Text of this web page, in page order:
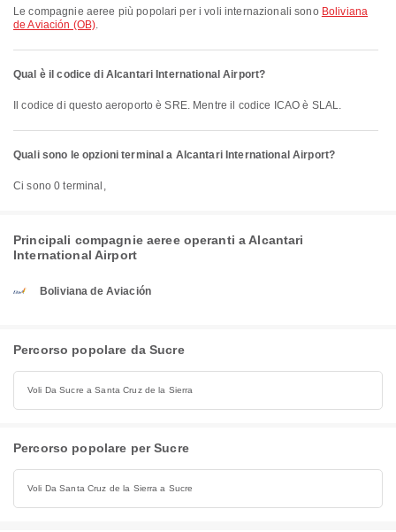
Le compagnie aeree più popolari per i voli internazionali sono Boliviana
de Aviación (OB).
Qual è il codice di Alcantari International Airport?
Il codice di questo aeroporto è SRE. Mentre il codice ICAO è SLAL.
Quali sono le opzioni terminal a Alcantari International Airport?
Ci sono 0 terminal,
Principali compagnie aeree operanti a Alcantari
International Airport
Boliviana de Aviación
Percorso popolare da Sucre
Voli Da Sucre a Santa Cruz de la Sierra
Percorso popolare per Sucre
Voli Da Santa Cruz de la Sierra a Sucre